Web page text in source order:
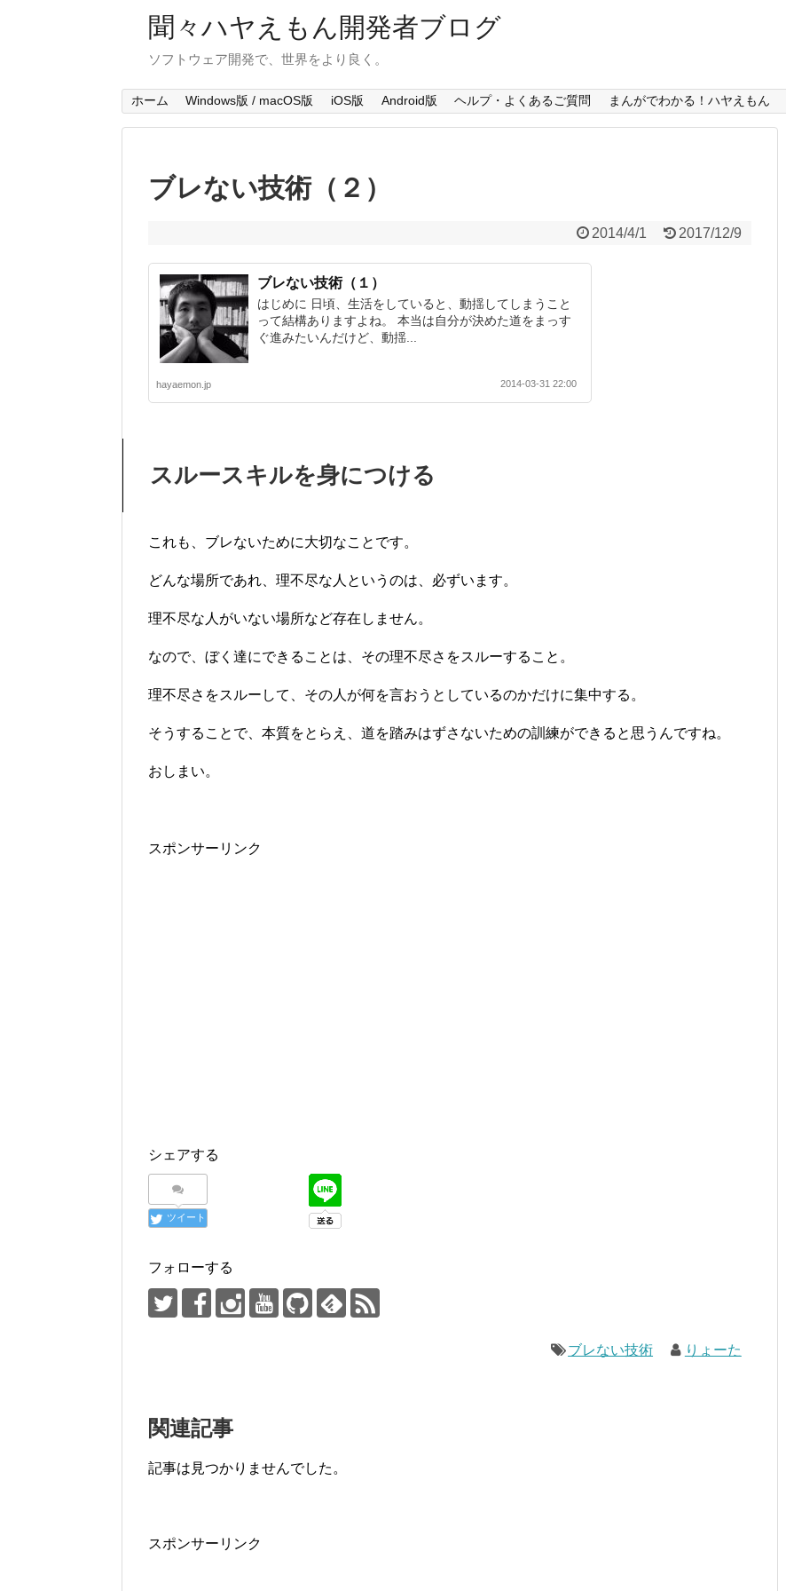
聞々ハヤえもん開発者ブログ
ソフトウェア開発で、世界をより良く。
ホーム Windows版 / macOS版 iOS版 Android版 ヘルプ・よくあるご質問 まんがでわかる！ハヤえもん
ブレない技術（２）
2014/4/1 2017/12/9
ブレない技術（１）
はじめに 日頃、生活をしていると、動揺してしまうこと
って結構ありますよね。 本当は自分が決めた道をまっす
ぐ進みたいんだけど、動揺...
hayaemon.jp 2014-03-31 22:00
スルースキルを身につける
これも、ブレないために大切なことです。
どんな場所であれ、理不尽な人というのは、必ずいます。
理不尽な人がいない場所など存在しません。
なので、ぼく達にできることは、その理不尽さをスルーすること。
理不尽さをスルーして、その人が何を言おうとしているのかだけに集中する。
そうすることで、本質をとらえ、道を踏みはずさないための訓練ができると思うんですね。
おしまい。
スポンサーリンク
シェアする
ツイート
フォローする
ブレない技術 りょーた
関連記事
記事は見つかりませんでした。
スポンサーリンク